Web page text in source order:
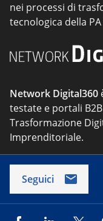
nei processi di
tecnologica della
Network Digital360
testate e portali
Trasformazione
Imprenditoriale.
Seguici